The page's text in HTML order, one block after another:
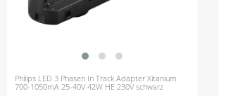
Philips LED 3 Phasen In Track Adapter Xitanium
700-1050mA 25-40V 42W HE 230V schwarz